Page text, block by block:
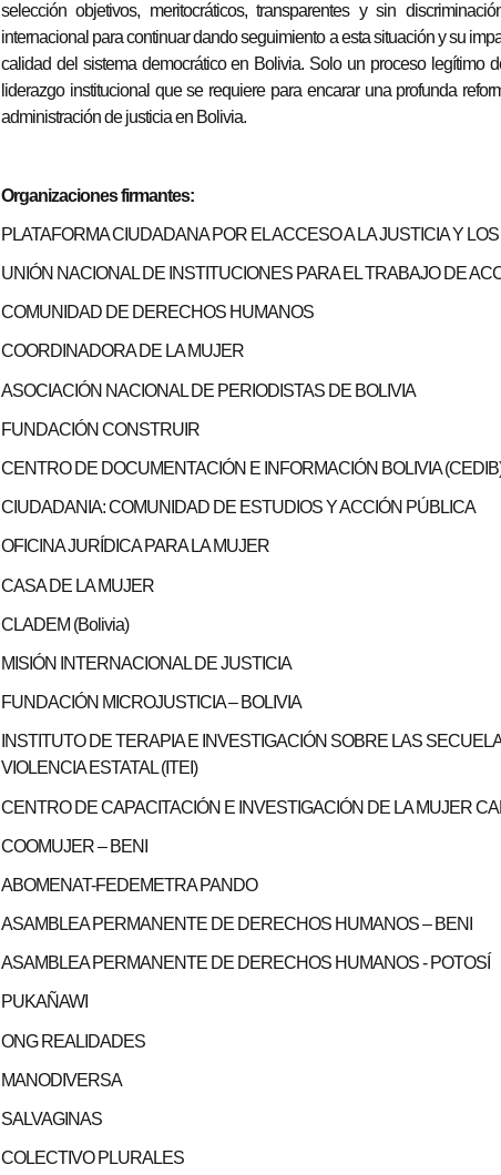
selección objetivos, meritocráticos, transparentes y sin
internacional para continuar dando seguimiento a esta situación y su
calidad del sistema democrático en Bolivia. Solo un proceso legítimo
liderazgo institucional que se requiere para encarar una profunda
administración de justicia en Bolivia.
Organizaciones firmantes:
PLATAFORMA CIUDADANA POR EL ACCESO A LA JUSTICIA Y
UNIÓN NACIONAL DE INSTITUCIONES PARA EL TRABAJO DE
COMUNIDAD DE DERECHOS HUMANOS
COORDINADORA DE LA MUJER
ASOCIACIÓN NACIONAL DE PERIODISTAS DE BOLIVIA
FUNDACIÓN CONSTRUIR
CENTRO DE DOCUMENTACIÓN E INFORMACIÓN BOLIVIA
CIUDADANIA: COMUNIDAD DE ESTUDIOS Y ACCIÓN PÚBLICA
OFICINA JURÍDICA PARA LA MUJER
CASA DE LA MUJER
CLADEM (Bolivia)
MISIÓN INTERNACIONAL DE JUSTICIA
FUNDACIÓN MICROJUSTICIA – BOLIVIA
INSTITUTO DE TERAPIA E INVESTIGACIÓN SOBRE LAS
VIOLENCIA ESTATAL (ITEI)
CENTRO DE CAPACITACIÓN E INVESTIGACIÓN DE LA MUJER
COOMUJER – BENI
ABOMENAT-FEDEMETRA PANDO
ASAMBLEA PERMANENTE DE DERECHOS HUMANOS – BENI
ASAMBLEA PERMANENTE DE DERECHOS HUMANOS - POTOSÍ
PUKAÑAWI
ONG REALIDADES
MANODIVERSA
SALVAGINAS
COLECTIVO PLURALES